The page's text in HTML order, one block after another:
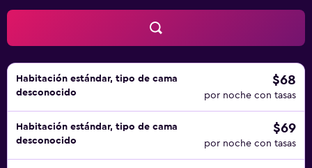
Habitación estándar, tipo de cama
desconocido
$68
por noche con tasas
Habitación estándar, tipo de cama
desconocido
$69
por noche con tasas